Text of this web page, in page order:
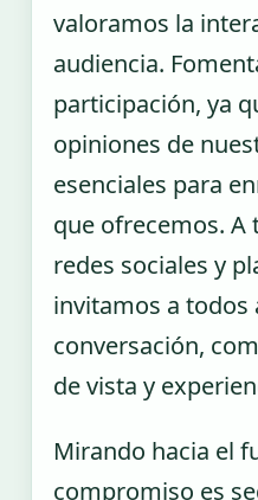
valoramos la
audiencia.
participación, ya
opiniones de
esenciales para
que ofrecemos. A
redes sociales y
invitamos a todos
conversación,
de vista y
Mirando hacia el
compromiso es